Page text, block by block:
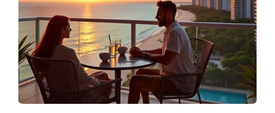
depósitos y escrow en Miami. Si estás buscando
orientación o necesitas ayuda con una transacción
específica, no dudes en contactarme al(786) 443-5501
Estoy aquí para brindarte apoyo profesional y
personalizado en cada paso del camino.